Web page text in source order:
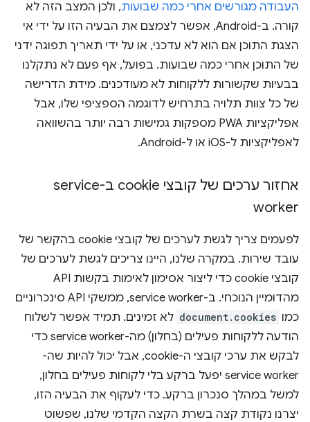
העבודה מגורשים אחרי כמה שבועות, ולכן המצב הזה לא
קורה. ב-Android, אפשר לצמצם את הבעיה הזו על ידי אי
הצגת התוכן אם הוא לא עדכני, או על ידי תאריך תפוגה ידני
של התוכן אחרי כמה שבועות. בפועל, אף פעם לא נתקלנו
בבעיות שקשורות ללקוחות לא מעודכנים. מידת הדרישה
של כל צוות תלויה בתרחיש לדוגמה הספציפי שלו, אבל
אפליקציות PWA מספקות גמישות רבה יותר בהשוואה
לאפליקציות ל-iOS או ל-Android.
אחזור ערכים של קובצי cookie ב-service
worker
לפעמים צריך לגשת לערכים של קובצי cookie בהקשר של
עובד שירות. במקרה שלנו, היינו צריכים לגשת לערכים של
קובצי cookie כדי ליצור אסימון לאימות בקשות API
מהדומיין הנוכחי. ב-service worker, ממשקי API סינכרוניים
כמו document.cookies לא זמינים. תמיד אפשר לשלוח
הודעה ללקוחות פעילים (בחלון) מה-service worker כדי
לבקש את ערכי קובצי ה-cookie, אבל יכול להיות שה-
service worker יפעל ברקע בלי לקוחות פעילים בחלון,
למשל במהלך סנכרון ברקע. כדי לעקוף את הבעיה הזו,
יצרנו נקודת קצה בשרת הקצה הקדמי שלנו, שפשוט